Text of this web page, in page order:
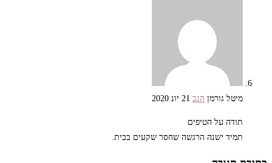
מיטל גורמן הגב 21 יונ 2020
תודה על הטיפים
תמיד ישנה הרגשה שחסר שקעים בבית.